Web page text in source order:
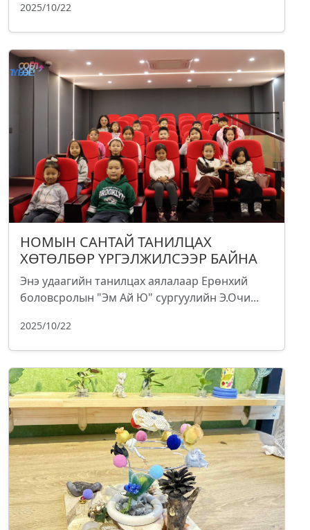
2025/10/22
НОМЫН САНТАЙ ТАНИЛЦАХ
ХӨТӨЛБӨР ҮРГЭЛЖИЛСЭЭР БАЙНА
Энэ удаагийн танилцах аялалаар Ерөнхий
боловсролын "Эм Ай Ю" сургуулийн Э.Очи...
2025/10/22